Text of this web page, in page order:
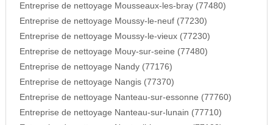
Entreprise de nettoyage Mousseaux-les-bray (77480)
Entreprise de nettoyage Moussy-le-neuf (77230)
Entreprise de nettoyage Moussy-le-vieux (77230)
Entreprise de nettoyage Mouy-sur-seine (77480)
Entreprise de nettoyage Nandy (77176)
Entreprise de nettoyage Nangis (77370)
Entreprise de nettoyage Nanteau-sur-essonne (77760)
Entreprise de nettoyage Nanteau-sur-lunain (77710)